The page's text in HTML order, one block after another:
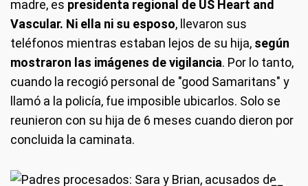
madre, es presidenta regional de US Heart and
Vascular. Ni ella ni su esposo, llevaron sus
teléfonos mientras estaban lejos de su hija, según
mostraron las imágenes de vigilancia. Por lo tanto,
cuando la recogió personal de "good Samaritans" y
llamó a la policía, fue imposible ubicarlos. Solo se
reunieron con su hija de 6 meses cuando dieron por
concluida la caminata.